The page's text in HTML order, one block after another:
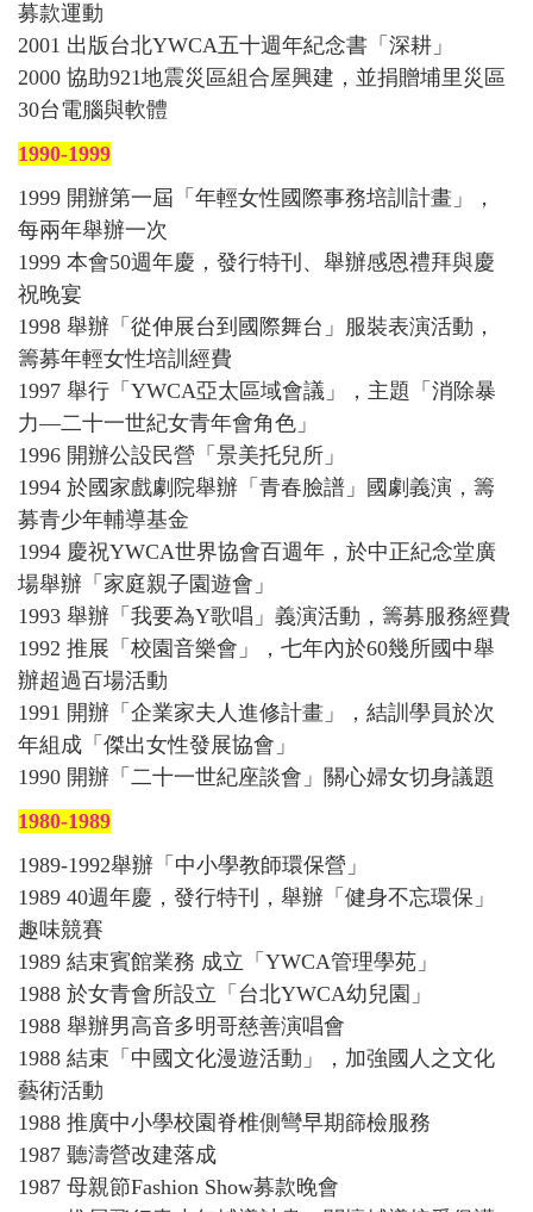
募款運動
2001 出版台北YWCA五十週年紀念書「深耕」
2000 協助921地震災區組合屋興建，並捐贈埔里災區
30台電腦與軟體
1990-1999
1999 開辦第一屆「年輕女性國際事務培訓計畫」，
每兩年舉辦一次
1999 本會50週年慶，發行特刊、舉辦感恩禮拜與慶
祝晚宴
1998 舉辦「從伸展台到國際舞台」服裝表演活動，
籌募年輕女性培訓經費
1997 舉行「YWCA亞太區域會議」，主題「消除暴
力—二十一世紀女青年會角色」
1996 開辦公設民營「景美托兒所」
1994 於國家戲劇院舉辦「青春臉譜」國劇義演，籌
募青少年輔導基金
1994 慶祝YWCA世界協會百週年，於中正紀念堂廣
場舉辦「家庭親子園遊會」
1993 舉辦「我要為Y歌唱」義演活動，籌募服務經費
1992 推展「校園音樂會」，七年內於60幾所國中舉
辦超過百場活動
1991 開辦「企業家夫人進修計畫」，結訓學員於次
年組成「傑出女性發展協會」
1990 開辦「二十一世紀座談會」關心婦女切身議題
1980-1989
1989-1992舉辦「中小學教師環保營」
1989 40週年慶，發行特刊，舉辦「健身不忘環保」
趣味競賽
1989 結束賓館業務 成立「YWCA管理學苑」
1988 於女青會所設立「台北YWCA幼兒園」
1988 舉辦男高音多明哥慈善演唱會
1988 結束「中國文化漫遊活動」，加強國人之文化
藝術活動
1988 推廣中小學校園脊椎側彎早期篩檢服務
1987 聽濤營改建落成
1987 母親節Fashion Show募款晚會